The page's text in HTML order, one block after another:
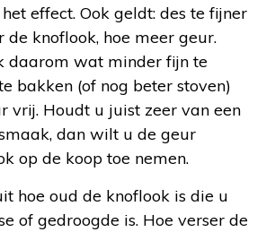
effect. Ook geldt: des te fijner
de knoflook, hoe meer geur.
daarom wat minder fijn te
bakken (of nog beter stoven)
vrij. Houdt u juist zeer van een
dan wilt u de geur
op de koop toe nemen.
hoe oud de knoflook is die u
of gedroogde is. Hoe verser de